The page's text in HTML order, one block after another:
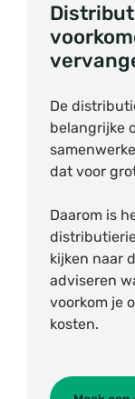
De
belangrijke
dat voor
Daarom is
kijken naar
adviseren
voorkom je
kosten.